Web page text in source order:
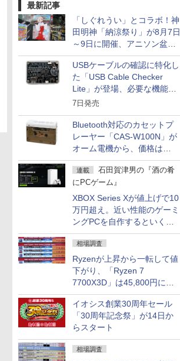
最新記事
「しぐれうい」とコラボ！神
田明神「納涼祭り」が8月7日
～9日に開催、アニソン盆踊
りや屋台グルメなどもあり
USBケーブルの確認に特化し
た「USB Cable Checker
Lite」が登場、必要な機能を
凝縮しコンパクトに
7日発売
Bluetooth対応のカセットプ
レーヤー「CAS-W100N」が
オーム電機から、価格は
5,940円
連載
石田賀津男の『酒の肴
にPCゲーム』
XBOX Series Xが値上げで10
万円超え。近い性能のゲーミ
ングPCを自作するといくら
になる？
相場調査
Ryzenが上昇から一転して値
下がり、「Ryzen 7
7700X3D」は45,800円に急
落し「Ryzen 7 7800X3D」
との価格逆転解消 [8月前半の
CPU価格]
イオシス創業30周年セール
「30周年記念祭」が14日か
らスタート
相場調査